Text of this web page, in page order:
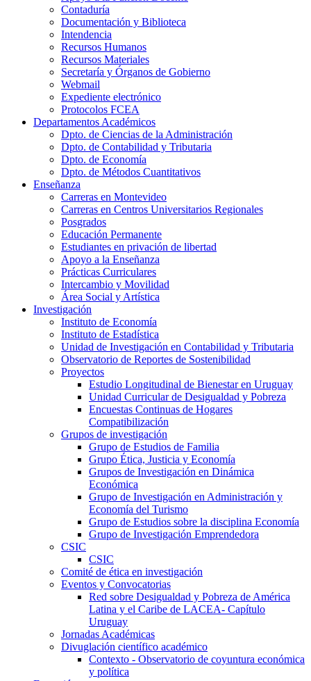
Contaduría
Documentación y Biblioteca
Intendencia
Recursos Humanos
Recursos Materiales
Secretaría y Órganos de Gobierno
Webmail
Expediente electrónico
Protocolos FCEA
Departamentos Académicos
Dpto. de Ciencias de la Administración
Dpto. de Contabilidad y Tributaria
Dpto. de Economía
Dpto. de Métodos Cuantitativos
Enseñanza
Carreras en Montevideo
Carreras en Centros Universitarios Regionales
Posgrados
Educación Permanente
Estudiantes en privación de libertad
Apoyo a la Enseñanza
Prácticas Curriculares
Intercambio y Movilidad
Área Social y Artística
Investigación
Instituto de Economía
Instituto de Estadística
Unidad de Investigación en Contabilidad y Tributaria
Observatorio de Reportes de Sostenibilidad
Proyectos
Estudio Longitudinal de Bienestar en Uruguay
Unidad Curricular de Desigualdad y Pobreza
Encuestas Continuas de Hogares
Compatibilización
Grupos de investigación
Grupo de Estudios de Familia
Grupo Ética, Justicia y Economía
Grupos de Investigación en Dinámica
Económica
Grupo de Investigación en Administración y
Economía del Turismo
Grupo de Estudios sobre la disciplina Economía
Grupo de Investigación Emprendedora
CSIC
CSIC
Comité de ética en investigación
Eventos y Convocatorias
Red sobre Desigualdad y Pobreza de América
Latina y el Caribe de LACEA- Capítulo
Uruguay
Jornadas Académicas
Divuglación científico académico
Contexto - Observatorio de coyuntura económica
y política